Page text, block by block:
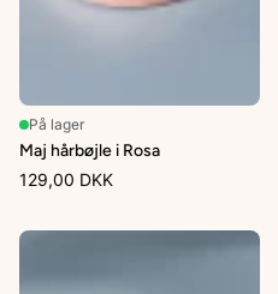
På lager
Maj hårbøjle i Rosa
129,00 DKK